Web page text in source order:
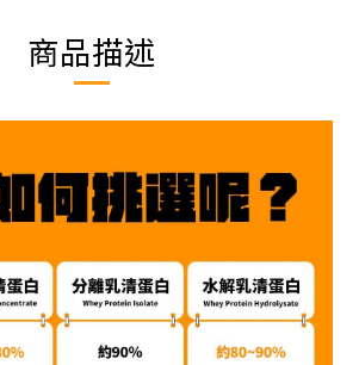
商品描述